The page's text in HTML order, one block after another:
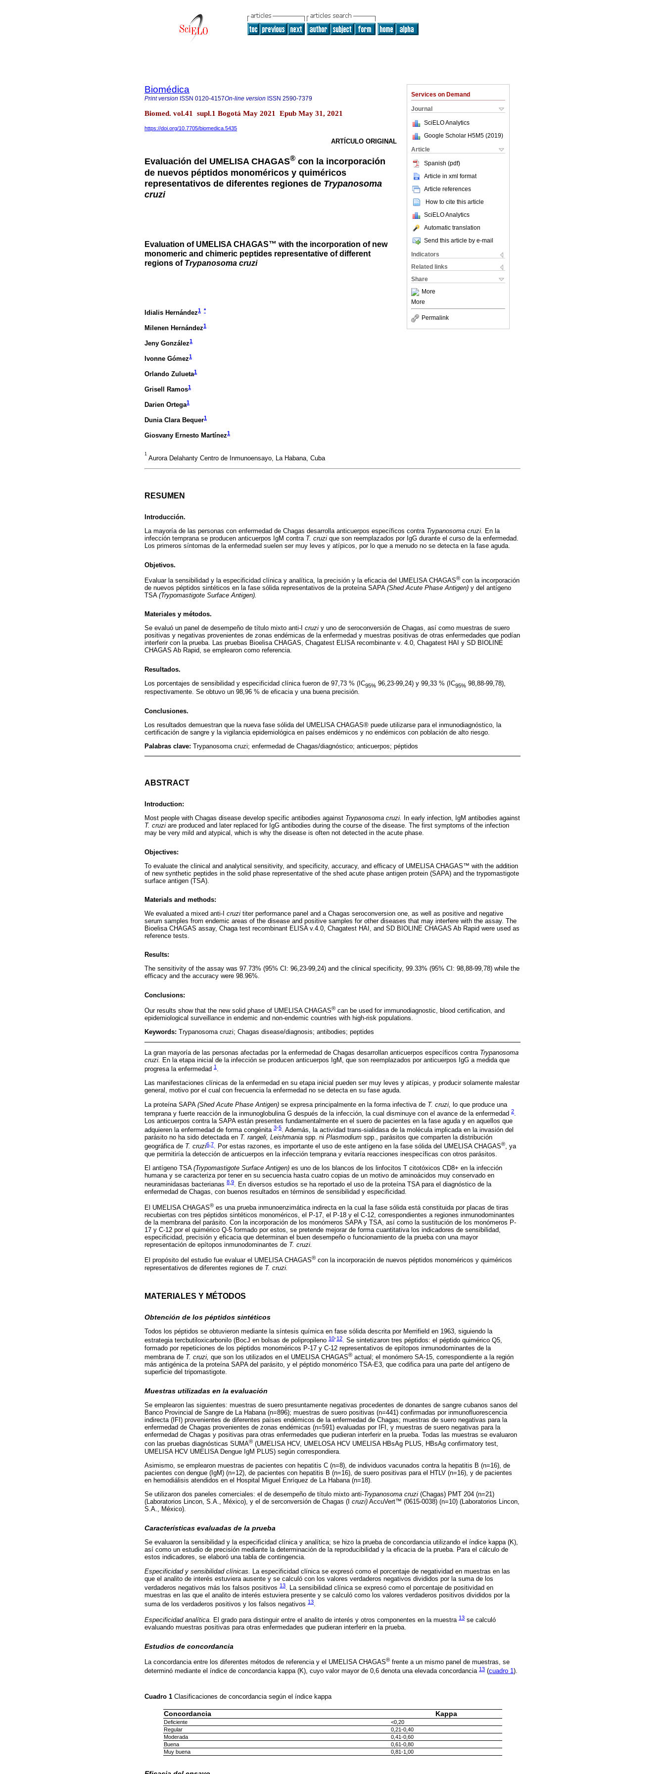
Services on Demand
Journal
SciELO Analytics
Google Scholar H5M5 (2019)
Article
Spanish (pdf)
Article in xml format
Article references
How to cite this article
SciELO Analytics
Automatic translation
Send this article by e-mail
Indicators
Related links
Share
More
More
Permalink
Biomédica
Print version ISSN 0120-4157On-line version ISSN 2590-7379
Biomed. vol.41 supl.1 Bogotá May 2021 Epub May 31, 2021
https://doi.org/10.7705/biomedica.5435
ARTÍCULO ORIGINAL
Evaluación del UMELISA CHAGAS® con la incorporación
de nuevos péptidos monoméricos y quiméricos
representativos de diferentes regiones de Trypanosoma
cruzi
Evaluation of UMELISA CHAGAS™ with the incorporation of new
monomeric and chimeric peptides representative of different
regions of Trypanosoma cruzi
Idialis Hernández1 *
Milenen Hernández1
Jeny González1
Ivonne Gómez1
Orlando Zulueta1
Grisell Ramos1
Darien Ortega1
Dunia Clara Bequer1
Giosvany Ernesto Martínez1
1
Aurora Delahanty Centro de Inmunoensayo, La Habana, Cuba
RESUMEN
Introducción.
La mayoría de las personas con enfermedad de Chagas desarrolla anticuerpos específicos contra Trypanosoma cruzi. En la
infección temprana se producen anticuerpos IgM contra T. cruzi que son reemplazados por IgG durante el curso de la enfermedad.
Los primeros síntomas de la enfermedad suelen ser muy leves y atípicos, por lo que a menudo no se detecta en la fase aguda.
Objetivos.
Evaluar la sensibilidad y la especificidad clínica y analítica, la precisión y la eficacia del UMELISA CHAGAS® con la incorporación
de nuevos péptidos sintéticos en la fase sólida representativos de la proteína SAPA (Shed Acute Phase Antigen) y del antígeno
TSA (Trypomastigote Surface Antigen).
Materiales y métodos.
Se evaluó un panel de desempeño de título mixto anti-I cruzi y uno de seroconversión de Chagas, así como muestras de suero
positivas y negativas provenientes de zonas endémicas de la enfermedad y muestras positivas de otras enfermedades que podían
interferir con la prueba. Las pruebas Bioelisa CHAGAS, Chagatest ELISA recombinante v. 4.0, Chagatest HAI y SD BIOLINE
CHAGAS Ab Rapid, se emplearon como referencia.
Resultados.
Los porcentajes de sensibilidad y especificidad clínica fueron de 97,73 % (IC95% 96,23-99,24) y 99,33 % (IC95% 98,88-99,78),
respectivamente. Se obtuvo un 98,96 % de eficacia y una buena precisión.
Conclusiones.
Los resultados demuestran que la nueva fase sólida del UMELISA CHAGAS® puede utilizarse para el inmunodiagnóstico, la
certificación de sangre y la vigilancia epidemiológica en países endémicos y no endémicos con población de alto riesgo.
Palabras clave: Trypanosoma cruzi; enfermedad de Chagas/diagnóstico; anticuerpos; péptidos
ABSTRACT
Introduction:
Most people with Chagas disease develop specific antibodies against Trypanosoma cruzi.
In early infection, IgM antibodies against
T. cruzi are produced and later replaced for IgG antibodies during the course of the disease. The first symptoms of the infection
may be very mild and atypical, which is why the disease is often not detected in the acute phase.
Objectives:
To evaluate the clinical and analytical sensitivity, and specificity, accuracy, and efficacy of UMELISA CHAGAS™ with the addition
of new synthetic peptides in the solid phase representative of the shed acute phase antigen protein (SAPA) and the trypomastigote
surface antigen (TSA).
Materials and methods:
We evaluated a mixed anti-I cruzi titer performance panel and a Chagas seroconversion one, as well as positive and negative
serum samples from endemic areas of the disease and positive samples for other diseases that may interfere with the assay. The
Bioelisa CHAGAS assay, Chaga test recombinant ELISA v.4.0, Chagatest HAI, and SD BIOLINE CHAGAS Ab Rapid were used as
reference tests.
Results:
The sensitivity of the assay was 97.73% (95% CI: 96,23-99,24) and the clinical specificity, 99.33% (95% CI: 98,88-99,78) while the
efficacy and the accuracy were 98.96%.
Conclusions:
Our results show that the new solid phase of UMELISA CHAGAS® can be used for immunodiagnostic, blood certification, and
epidemiological surveillance in endemic and non-endemic countries with high-risk populations.
Keywords: Trypanosoma cruzi; Chagas disease/diagnosis; antibodies; peptides
La gran mayoría de las personas afectadas por la enfermedad de Chagas desarrollan anticuerpos específicos contra Trypanosoma
cruzi.
En la etapa inicial de la infección se producen anticuerpos IgM, que son reemplazados por anticuerpos IgG a medida que
progresa la enfermedad 1 .
Las manifestaciones clínicas de la enfermedad en su etapa inicial pueden ser muy leves y atípicas, y producir solamente malestar
general, motivo por el cual con frecuencia la enfermedad no se detecta en su fase aguda.
La proteína SAPA (Shed Acute Phase Antigen) se expresa principalmente en la forma infectiva de T. cruzi, lo que produce una
temprana y fuerte reacción de la inmunoglobulina G después de la infección, la cual disminuye con el avance de la enfermedad 2.
Los anticuerpos contra la SAPA están presentes fundamentalmente en el suero de pacientes en la fase aguda y en aquellos que
adquieren la enfermedad de forma congénita 3-5. Además, la actividad trans-sialidasa de la molécula implicada en la invasión del
parásito no ha sido detectada en T. rangeli, Leishmania spp. ni Plasmodium spp., parásitos que comparten la distribución
geográfica de T. cruzi6,7. Por estas razones, es importante el uso de este antígeno en la fase sólida del UMELISA CHAGAS®, ya
que permitiría la detección de anticuerpos en la infección temprana y evitaría reacciones inespecíficas con otros parásitos.
El antígeno TSA (Trypomastigote Surface Antigen) es uno de los blancos de los linfocitos T citotóxicos CD8+ en la infección
humana y se caracteriza por tener en su secuencia hasta cuatro copias de un motivo de aminoácidos muy conservado en
neuraminidasas bacterianas 8 9. En diversos estudios se ha reportado el uso de la proteína TSA para el diagnóstico de la
enfermedad de Chagas, con buenos resultados en términos de sensibilidad y especificidad.
El UMELISA CHAGAS® es una prueba inmunoenzimática indirecta en la cual la fase sólida está constituida por placas de tiras
recubiertas con tres péptidos sintéticos monoméricos, el P-17, el P-18 y el C-12, correspondientes a regiones inmunodominantes
de la membrana del parásito. Con la incorporación de los monómeros SAPA y TSA, así como la sustitución de los monómeros P-
17 y C-12 por el quimérico Q-5 formado por estos, se pretende mejorar de forma cuantitativa los indicadores de sensibilidad,
especificidad, precisión y eficacia que determinan el buen desempeño o funcionamiento de la prueba con una mayor
representación de epítopos inmunodominantes de T. cruzi.
El propósito del estudio fue evaluar el UMELISA CHAGAS® con la incorporación de nuevos péptidos monoméricos y quiméricos
representativos de diferentes regiones de T. cruzi.
MATERIALES Y MÉTODOS
Obtención de los péptidos sintéticos
Todos los péptidos se obtuvieron mediante la síntesis química en fase sólida descrita por Merrifield en 1963, siguiendo la
estrategia tercbutiloxicarbonilo (BocJ en bolsas de polipropileno 10-12. Se sintetizaron tres péptidos: el péptido quimérico Q5,
formado por repeticiones de los péptidos monoméricos P-17 y C-12 representativos de epítopos inmunodominantes de la
membrana de T. cruzi, que son los utilizados en el UMELISA CHAGAS® actual; el monómero SA-15, correspondiente a la región
más antigénica de la proteína SAPA del parásito, y el péptido monomérico TSA-E3, que codifica para una parte del antígeno de
superficie del tripomastigote.
Muestras utilizadas en la evaluación
Se emplearon las siguientes: muestras de suero presuntamente negativas procedentes de donantes de sangre cubanos sanos del
Banco Provincial de Sangre de La Habana (n=896); muestras de suero positivas (n=441) confirmadas por inmunofluorescencia
indirecta (IFI) provenientes de diferentes países endémicos de la enfermedad de Chagas; muestras de suero negativas para la
enfermedad de Chagas provenientes de zonas endémicas (n=591) evaluadas por IFI, y muestras de suero negativas para la
enfermedad de Chagas y positivas para otras enfermedades que pudieran interferir en la prueba. Todas las muestras se evaluaron
con las pruebas diagnósticas SUMA® (UMELISA HCV, UMELOSA HCV UMELISA HBsAg PLUS, HBsAg confirmatory test,
UMELISA HCV UMELISA Dengue IgM PLUS) según correspondiera.
Asimismo, se emplearon muestras de pacientes con hepatitis C (n=8), de individuos vacunados contra la hepatitis B (n=16), de
pacientes con dengue (IgM) (n=12), de pacientes con hepatitis B (n=16), de suero positivas para el HTLV (n=16), y de pacientes
en hemodiálisis atendidos en el Hospital Miguel Enríquez de La Habana (n=18).
Se utilizaron dos paneles comerciales: el de desempeño de título mixto anti-Trypanosoma cruzi (Chagas) PMT 204 (n=21)
(Laboratorios Lincon, S.A., México), y el de serconversión de Chagas (I cruzi) AccuVert™ (0615-0038) (n=10) (Laboratorios Lincon,
S.A., México).
Características evaluadas de la prueba
Se evaluaron la sensibilidad y la especificidad clínica y analítica; se hizo la prueba de concordancia utilizando el índice kappa (K),
así como un estudio de precisión mediante la determinación de la reproducibilidad y la eficacia de la prueba. Para el cálculo de
estos indicadores, se elaboró una tabla de contingencia.
Especificidad y sensibilidad clínicas.
La especificidad clínica se expresó como el porcentaje de negatividad en muestras en las
que el analito de interés estuviera ausente y se calculó con los valores verdaderos negativos divididos por la suma de los
verdaderos negativos más los falsos positivos 13
. La sensibilidad clínica se expresó como el porcentaje de positividad en
muestras en las que el analito de interés estuviera presente y se calculó como los valores verdaderos positivos divididos por la
suma de los verdaderos positivos y los falsos negativos 13.
Especificidad analítica. El grado para distinguir entre el analito de interés y otros componentes en la muestra 13 se calculó
evaluando muestras positivas para otras enfermedades que pudieran interferir en la prueba.
Estudios de concordancia
La concordancia entre los diferentes métodos de referencia y el UMELISA CHAGAS® frente a un mismo panel de muestras, se
determinó mediante el índice de concordancia kappa (K), cuyo valor mayor de 0,6 denota una elevada concordancia 13 (cuadro 1).
Cuadro 1 Clasificaciones de concordancia según el índice kappa
Concordancia Kappa
Deficiente
<0,20
Regular
0,21-0,40
Moderada
0,41-0,60
Buena
0,61-0,80
Muy buena
0,81-1,00